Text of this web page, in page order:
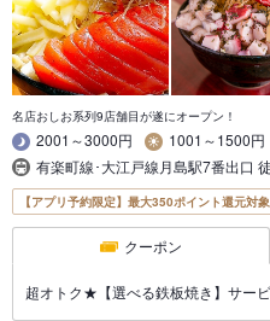
名店おしお系列9店舗目が遂にオープン！
2001～3000円
1001～1500円
有楽町線･大江戸線月島駅7番出口
【アプリ予約限定】最大350ポイント還元対
クーポン
超オトク★【選べる鉄板焼き】サー